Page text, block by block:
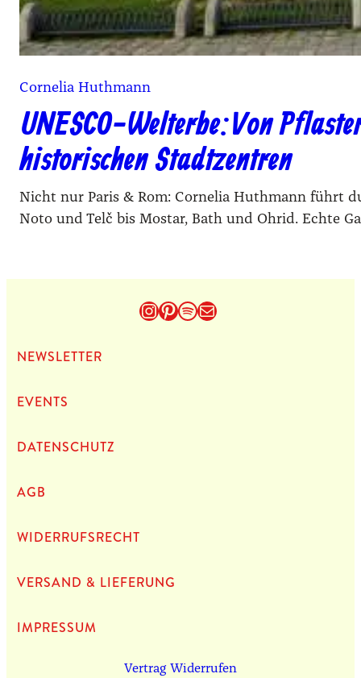
Cornelia Huthmann
UNESCO-Welterbe: Von
historischen Stadtzentren
Nicht nur Paris & Rom: Cornelia Huthmann führt
Noto und Telč bis Mostar, Bath und Ohrid. Echte
Instagram
Pinterest
Spotify
E-Mail
NEWS­LET­TER
EVENTS
DATEN­SCHUTZ
AGB
WIDERRUFSRECHT
VERSAND & LIEFERUNG
IMPRES­SUM
Vertrag Widerrufen